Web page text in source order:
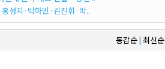
성지·박하민·김진휘·박..
동감순| 최신순